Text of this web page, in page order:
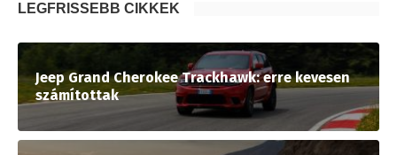
LEGFRISSEBB CIKKEK
Jeep Grand Cherokee Trackhawk: erre kevesen
számítottak